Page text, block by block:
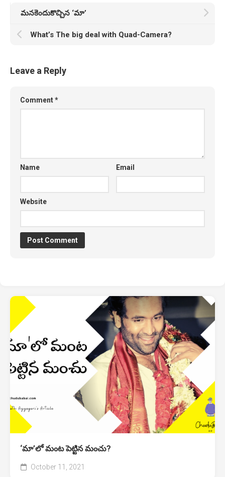
మనకెందుకొచ్చిన ‘మా’
What’s The big deal with Quad-Camera?
Leave a Reply
Comment*
Name Email
Website
‘మా’లో మంట పెట్టిన మంచు?
October 11, 2021